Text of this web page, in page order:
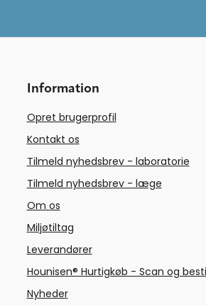
Information
Opret brugerprofil
Kontakt os
Tilmeld nyhedsbrev - laboratorie
Tilmeld nyhedsbrev - læge
Om os
Miljøtiltag
Leverandører
Hounisen® Hurtigkøb - Scan og
Nyheder